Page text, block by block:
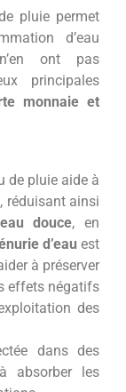
pluie permet
d’eau
ont pas
principales
monnaie et
de pluie aide à
, réduisant ainsi
douce, en
d’eau est
à préserver
effets négatifs
des
dans des
absorber les